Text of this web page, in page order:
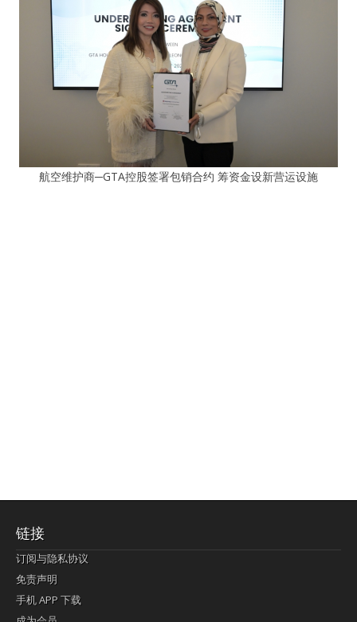
航空维护商─GTA控股签署包销合约 筹资金设新营运设施
链接
订阅与隐私协议
免责声明
手机 APP 下载